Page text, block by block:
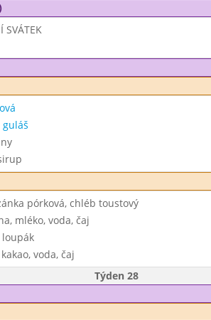
SVÁTEK
guláš
pórková, chléb toustový
mléko, voda, čaj
voda, čaj
Týden 28